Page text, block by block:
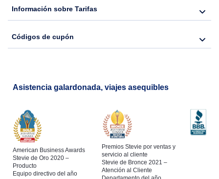
Información sobre Tarifas
Códigos de cupón
Asistencia galardonada, viajes asequibles
American Business Awards
Stevie de Oro 2020 –
Producto
Equipo directivo del año
Premios Stevie por ventas y
servicio al cliente
Stevie de Bronce 2021 –
Atención al Cliente